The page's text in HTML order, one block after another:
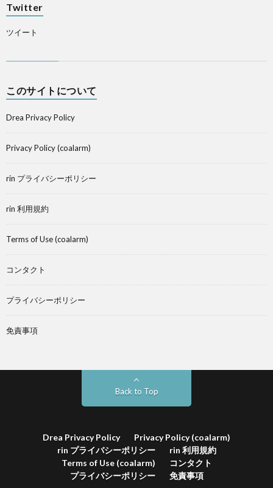
Twitter
ツイート
このサイトについて
Drea Privacy Policy
Privacy Policy (coalarm)
rin プライバシーポリシー
rin 利用規約
Terms of Use (coalarm)
コンタクト
プライバシーポリシー
免責事項
Back to Top
Drea Privacy Policy
Privacy Policy (coalarm)
rin プライバシーポリシー
rin 利用規約
Terms of Use (coalarm)
コンタクト
プライバシーポリシー
免責事項